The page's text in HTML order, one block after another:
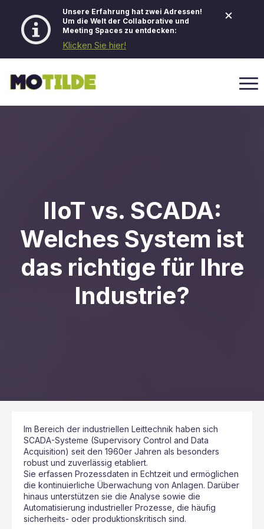
Unsere Erfahrung hat zwei Adressen!
Um die Welt der Collaborative und
Meeting Spaces zu entdecken:
Klicken Sie hier!
×
IIoT vs. SCADA:
Welches System ist
das richtige für Ihre
Industrie?
Im Bereich der industriellen Leittechnik haben sich
SCADA-Systeme (Supervisory Control and Data
Acquisition) seit den 1960er Jahren als besonders
robust und zuverlässig etabliert.
Sie erfassen Prozessdaten in Echtzeit und ermöglichen
die kontinuierliche Überwachung von Anlagen. Darüber
hinaus unterstützen sie die Analyse sowie die
Automatisierung industrieller Prozesse, die häufig
sicherheits- oder produktionskritisch sind.